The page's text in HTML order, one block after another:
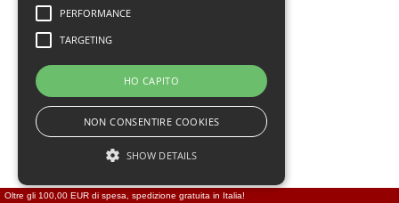
Oltre gli 100,00 EUR di spesa, spedizione gratuita in Italia!
PERFORMANCE
TARGETING
HO CAPITO
NON CONSENTIRE COOKIES
SHOW DETAILS